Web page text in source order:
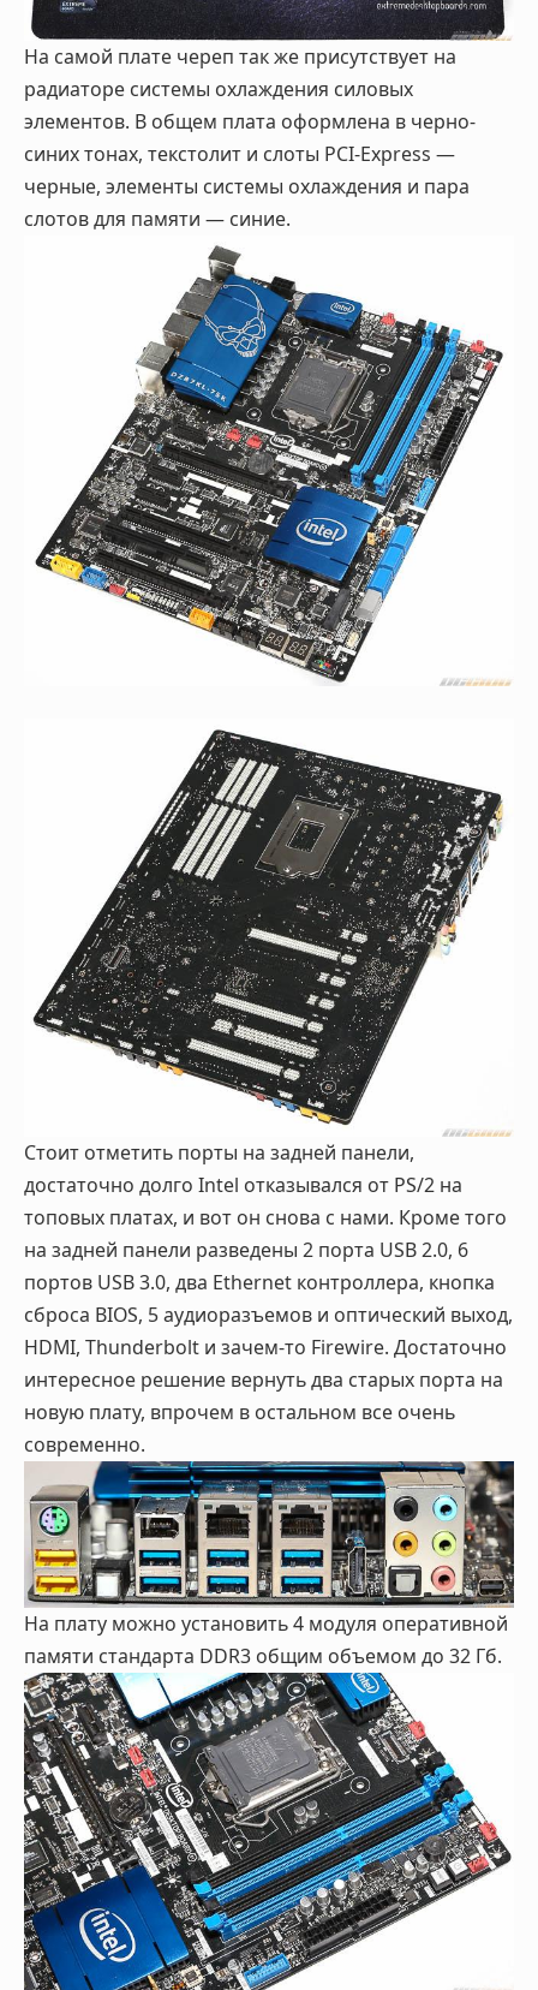
На самой плате череп так же присутствует на
радиаторе системы охлаждения силовых
элементов. В общем плата оформлена в черно-
синих тонах, текстолит и слоты PCI-Express —
черные, элементы системы охлаждения и пара
слотов для памяти — синие.
Стоит отметить порты на задней панели,
достаточно долго Intel отказывался от PS/2 на
топовых платах, и вот он снова с нами. Кроме того
на задней панели разведены 2 порта USB 2.0, 6
портов USB 3.0, два Ethernet контроллера, кнопка
сброса BIOS, 5 аудиоразъемов и оптический выход,
HDMI, Thunderbolt и зачем-то Firewire. Достаточно
интересное решение вернуть два старых порта на
новую плату, впрочем в остальном все очень
современно.
На плату можно установить 4 модуля оперативной
памяти стандарта DDR3 общим объемом до 32 Гб.